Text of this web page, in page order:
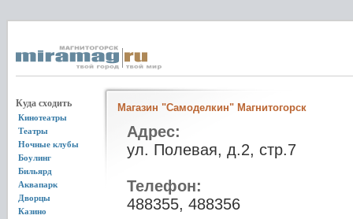
Куда сходить
Кинотеатры
Театры
Ночные клубы
Боулинг
Бильярд
Аквапарк
Дворцы
Казино
Магазин "Самоделкин" Магнитогорск
Адрес:
ул. Полевая, д.2, стр.7
Телефон:
488355, 488356